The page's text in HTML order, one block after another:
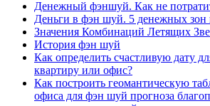
Денежный фэншуй. Как не
Деньги в фэн шуй. 5 денежных зон
Значения Комбинаций Летящих
История фэн шуй
Как определить счастливую дату
квартиру или офис?
Как построить геомантическую
офиса для фэн шуй прогноза